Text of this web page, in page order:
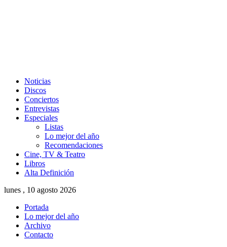
Noticias
Discos
Conciertos
Entrevistas
Especiales
Listas
Lo mejor del año
Recomendaciones
Cine, TV & Teatro
Libros
Alta Definición
lunes , 10 agosto 2026
Portada
Lo mejor del año
Archivo
Contacto